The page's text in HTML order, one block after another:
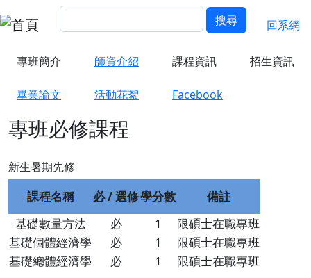
搜尋 搜尋 回經
回系網
專班簡介 師資介紹 課程資訊 招生資訊
畢業論文 活動花絮 Facebook
專班必修課程
新生暑期先修
課程名稱 必 / 選修學分數
備註
基礎數量方法
必 1
限碩士在職專班
基礎個體經濟學
必 1
限碩士在職專班
基礎總體經濟學
必 1 限碩士在職專班